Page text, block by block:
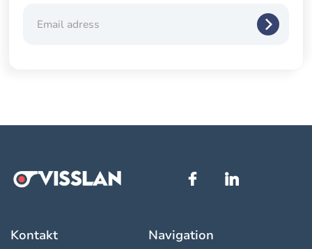
Navigation
Kontakt